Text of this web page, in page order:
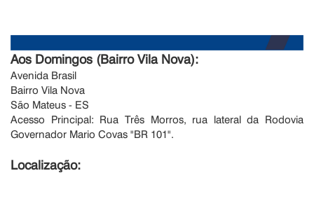
Aos Domingos (Bairro Vila Nova):
Avenida Brasil
Bairro Vila Nova
São Mateus - ES
Acesso Principal: Rua Três Morros, rua lateral da Rodovia
Governador Mario Covas "BR 101".
Localização: